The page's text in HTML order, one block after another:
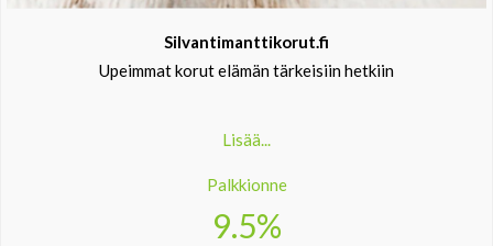
Silvantimanttikorut.fi
Upeimmat korut elämän tärkeisiin hetkiin
Lisää...
Palkkionne
9.5%